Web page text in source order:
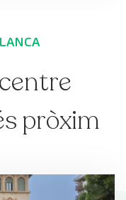
pròxim